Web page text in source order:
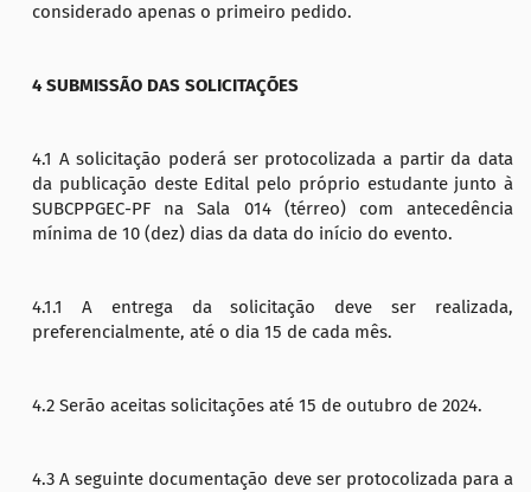
considerado apenas o primeiro pedido.
4 SUBMISSÃO DAS SOLICITAÇÕES
4.1 A solicitação poderá ser protocolizada a partir da data
da publicação deste Edital pelo próprio estudante junto à
SUBCPPGEC-PF na Sala 014 (térreo) com antecedência
mínima de 10 (dez) dias da data do início do evento.
4.1.1 A entrega da solicitação deve ser realizada,
preferencialmente, até o dia 15 de cada mês.
4.2 Serão aceitas solicitações até 15 de outubro de 2024.
4.3 A seguinte documentação deve ser protocolizada para a